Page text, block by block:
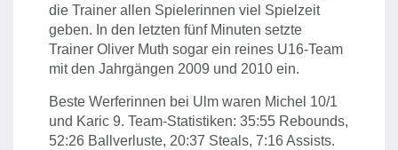
die Trainer allen Spielerinnen viel Spielzeit
geben. In den letzten fünf Minuten setzte
Trainer Oliver Muth sogar ein reines U16-Team
mit den Jahrgängen 2009 und 2010 ein.
Beste Werferinnen bei Ulm waren Michel 10/1
und Karic 9. Team-Statistiken: 35:55 Rebounds,
52:26 Ballverluste, 20:37 Steals, 7:16 Assists.